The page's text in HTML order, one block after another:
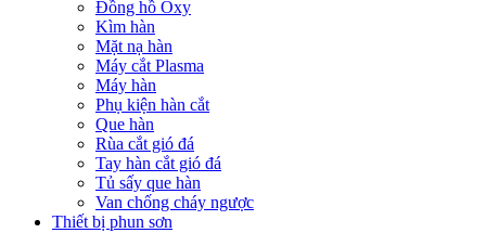
Đồng hồ Oxy
Kìm hàn
Mặt nạ hàn
Máy cắt Plasma
Máy hàn
Phụ kiện hàn cắt
Que hàn
Rùa cắt gió đá
Tay hàn cắt gió đá
Tủ sấy que hàn
Van chống cháy ngược
Thiết bị phun sơn